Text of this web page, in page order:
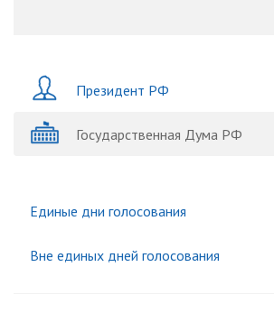
Президент РФ
Государственная Дума РФ
Единые дни голосования
Вне единых дней голосования